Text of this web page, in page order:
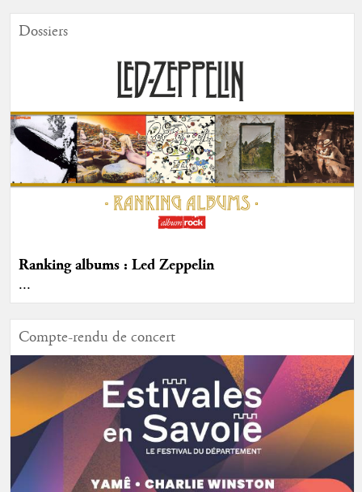
Dossiers
Ranking albums : Led Zeppelin
...
Compte-rendu de concert